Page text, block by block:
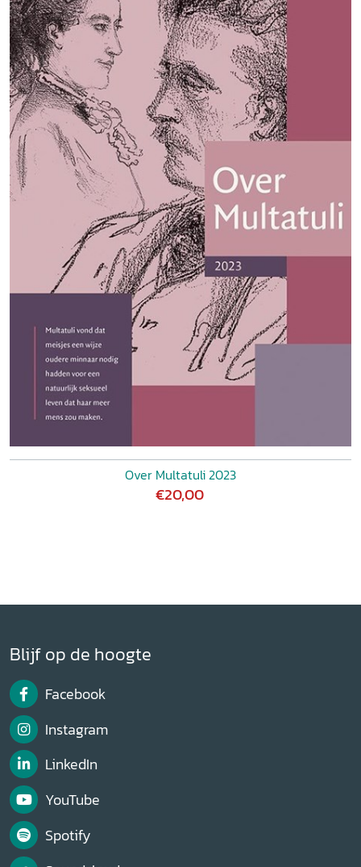
Over Multatuli 2023
€20,00
Blijf op de hoogte
Facebook
Instagram
LinkedIn
YouTube
Spotify